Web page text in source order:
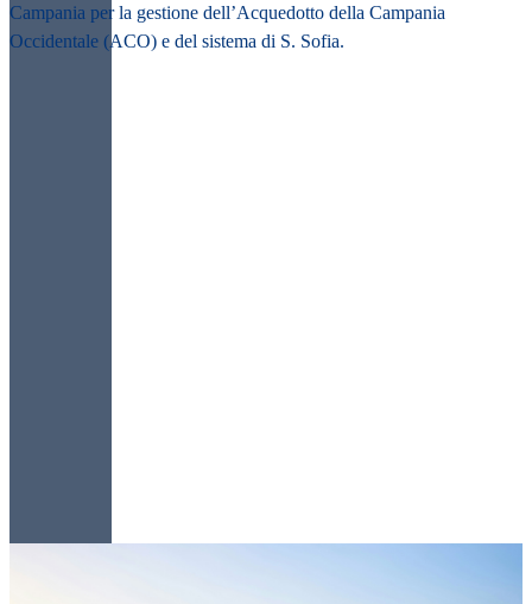
Campania per la gestione dell’Acquedotto della Campania
Occidentale (ACO) e del sistema di S. Sofia.